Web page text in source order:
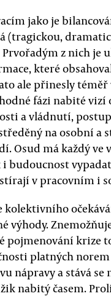
jako je
(tragickou,
z nich je
které
ale přinesly
fázi nabité vizí
a vládnutí,
na osobní a
Osud má každý ve
i budoucnost
v pracovním i
kolektivního
výhody.
pojmenování krize
platných
nápravy a stává
nabitý časem.